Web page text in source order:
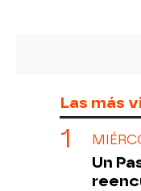
Las más
Un